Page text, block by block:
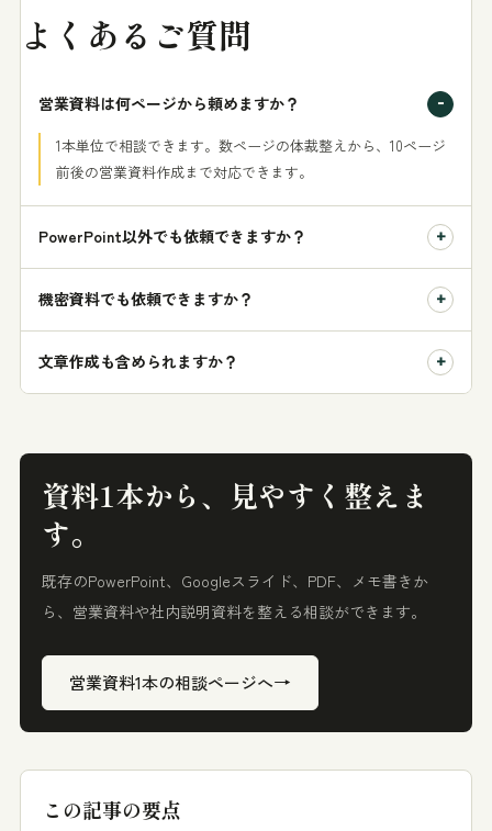
よくあるご質問
営業資料は何ページから頼めますか？
1本単位で相談できます。数ページの体裁整えから、10ページ
前後の営業資料作成まで対応できます。
PowerPoint以外でも依頼できますか？
機密資料でも依頼できますか？
文章作成も含められますか？
資料1本から、見やすく整えま
す。
既存のPowerPoint、Googleスライド、PDF、メモ書きか
ら、営業資料や社内説明資料を整える相談ができます。
営業資料1本の相談ページへ→
この記事の要点